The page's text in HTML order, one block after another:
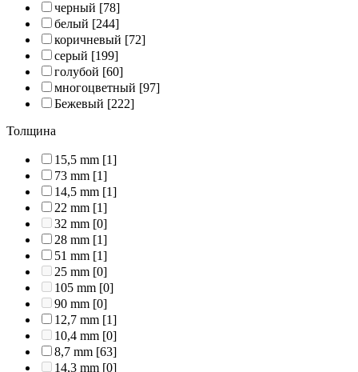
черный [78]
белый [244]
коричневый [72]
серый [199]
голубой [60]
многоцветный [97]
Бежевый [222]
Толщина
15,5 mm [1]
73 mm [1]
14,5 mm [1]
22 mm [1]
32 mm [0]
28 mm [1]
51 mm [1]
25 mm [0]
105 mm [0]
90 mm [0]
12,7 mm [1]
10,4 mm [0]
8,7 mm [63]
14,3 mm [0]